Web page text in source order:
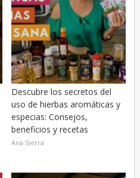
Descubre los secretos del
uso de hierbas aromáticas y
especias: Consejos,
beneficios y recetas
Ana Sierra